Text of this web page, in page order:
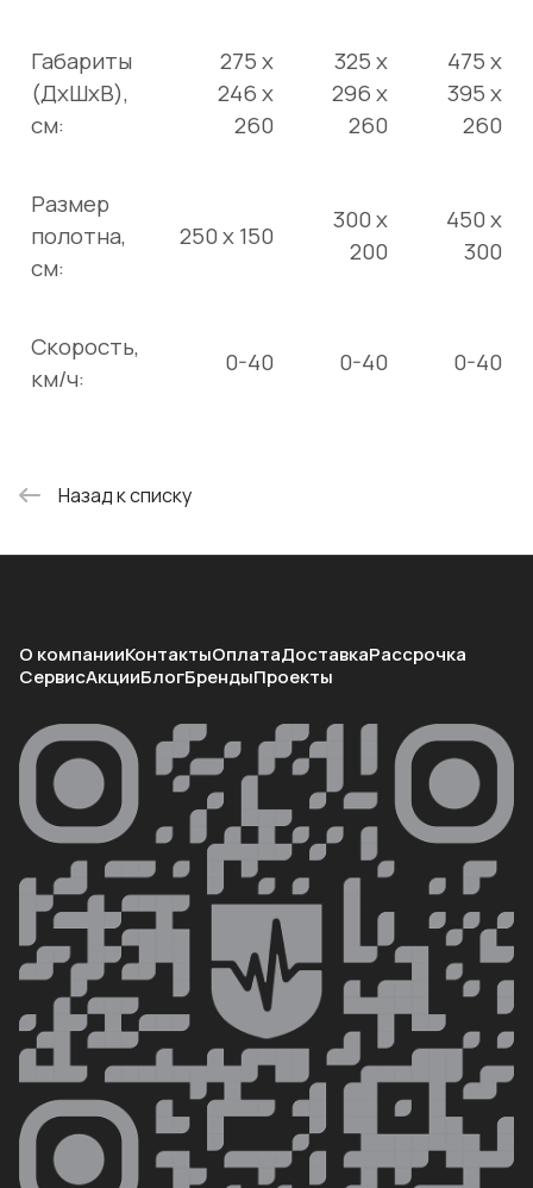
Габариты
(ДхШхВ),
см:
275 х
246 х
260
325 х
296 х
260
475 х
395 х
260
Размер
полотна,
см:
250 x 150
300 x
200
450 x
300
Скорость,
км/ч:
0-40 0-40 0-40
Назад к списку
О компанииКонтактыОплатаДоставкаРассрочка
СервисАкцииБлогБрендыПроекты